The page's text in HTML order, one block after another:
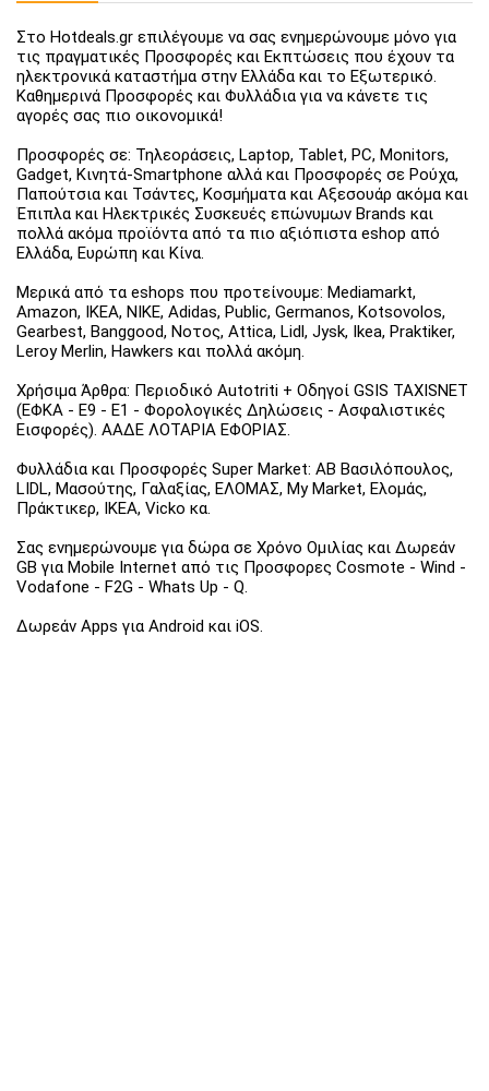
Στο Hotdeals.gr επιλέγουμε να σας ενημερώνουμε μόνο για
τις πραγματικές Προσφορές και Εκπτώσεις που έχουν τα
ηλεκτρονικά καταστήμα στην Ελλάδα και το Εξωτερικό.
Καθημερινά Προσφορές και Φυλλάδια για να κάνετε τις
αγορές σας πιο οικονομικά!
Προσφορές σε: Τηλεοράσεις, Laptop, Tablet, PC, Monitors,
Gadget, Κινητά-Smartphone αλλά και Προσφορές σε Ρούχα,
Παπούτσια και Τσάντες, Κοσμήματα και Αξεσουάρ ακόμα και
Έπιπλα και Ηλεκτρικές Συσκευές επώνυμων Brands και
πολλά ακόμα προϊόντα από τα πιο αξιόπιστα eshop από
Ελλάδα, Ευρώπη και Κίνα.
Μερικά από τα eshops που προτείνουμε: Mediamarkt,
Amazon, IKEA, NIKE, Adidas, Public, Germanos, Kotsovolos,
Gearbest, Banggood, Νοτος, Attica, Lidl, Jysk, Ikea, Praktiker,
Leroy Merlin, Hawkers και πολλά ακόμη.
Χρήσιμα Άρθρα: Περιοδικό Autotriti + Οδηγοί GSIS TAXISNET
(ΕΦΚΑ - Ε9 - Ε1 - Φορολογικές Δηλώσεις - Ασφαλιστικές
Εισφορές). ΑΑΔΕ ΛΟΤΑΡΙΑ ΕΦΟΡΙΑΣ.
Φυλλάδια και Προσφορές Super Market: ΑΒ Βασιλόπουλος,
LIDL, Μασούτης, Γαλαξίας, ΕΛΟΜΑΣ, My Market, Ελομάς,
Πράκτικερ, ΙΚΕΑ, Vicko κα.
Σας ενημερώνουμε για δώρα σε Χρόνο Ομιλίας και Δωρεάν
GB για Mobile Internet από τις Προσφορες Cosmote - Wind -
Vodafone - F2G - Whats Up - Q.
Δωρεάν Apps για Android και iOS.